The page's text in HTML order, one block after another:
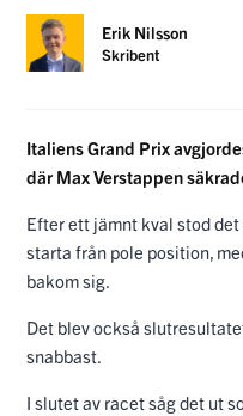
Erik Nilsson
Skribent
Italiens Grand Prix
där Max Verstappen
Efter ett jämnt kval stod
starta från pole position,
bakom sig.
Det blev också
snabbast.
I slutet av racet såg det ut